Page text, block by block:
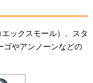
ックスモール）、スタ
ゴやアンノーンなどの